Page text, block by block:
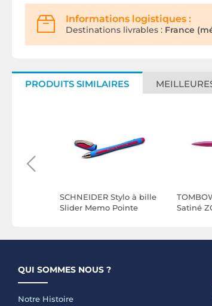
Informations logistiques :
Destinations livrables : France
PRODUITS SIMILAIRES
SCHNEIDER Stylo à bille
Slider Memo Pointe
Satiné
QUI SOMMES NOUS ?
Notre Histoire